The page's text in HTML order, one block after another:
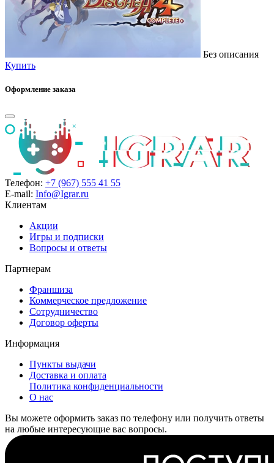
Без описания
Купить
Оформление заказа
Телефон: +7 (967) 555 41 55
E-mail: Info@Igrar.ru
Клиентам
Акции
Игры и подписки
Вопросы и ответы
Партнерам
Франшиза
Коммерческое предложение
Сотрудничество
Договор оферты
Информация
Пункты выдачи
Доставка и оплата
Политика конфиденциальности
О нас
Вы можете оформить заказ по телефону или получить ответы
на любые интересующие вас вопросы.